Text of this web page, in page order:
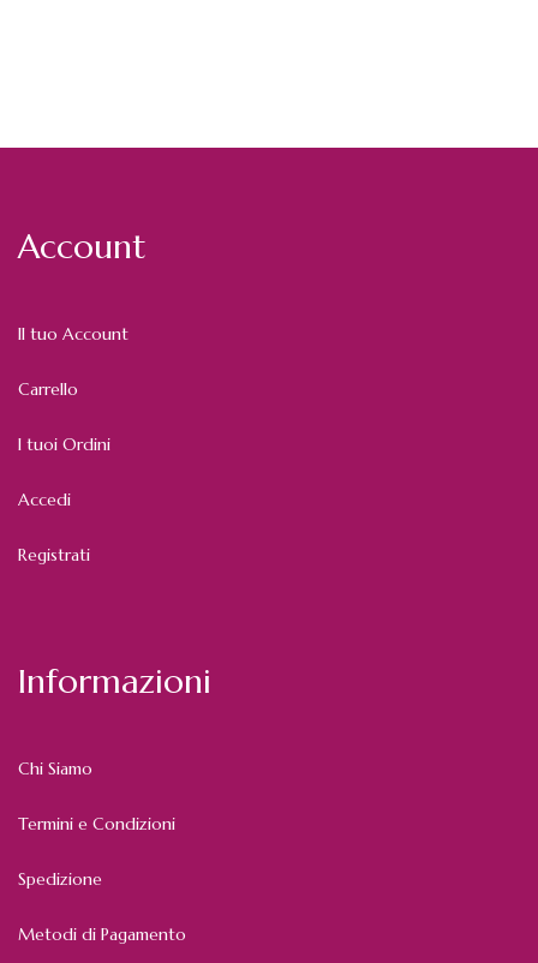
Account
Il tuo Account
Carrello
I tuoi Ordini
Accedi
Registrati
Informazioni
Chi Siamo
Termini e Condizioni
Spedizione
Metodi di Pagamento